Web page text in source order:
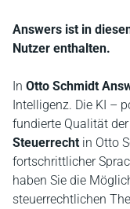
Answers ist in
Nutzer enthalten.
In Otto Schmidt
Intelligenz. Die KI –
fundierte Qualität
Steuerrecht in Otto
fortschrittlicher
haben Sie die
steuerrechtlichen